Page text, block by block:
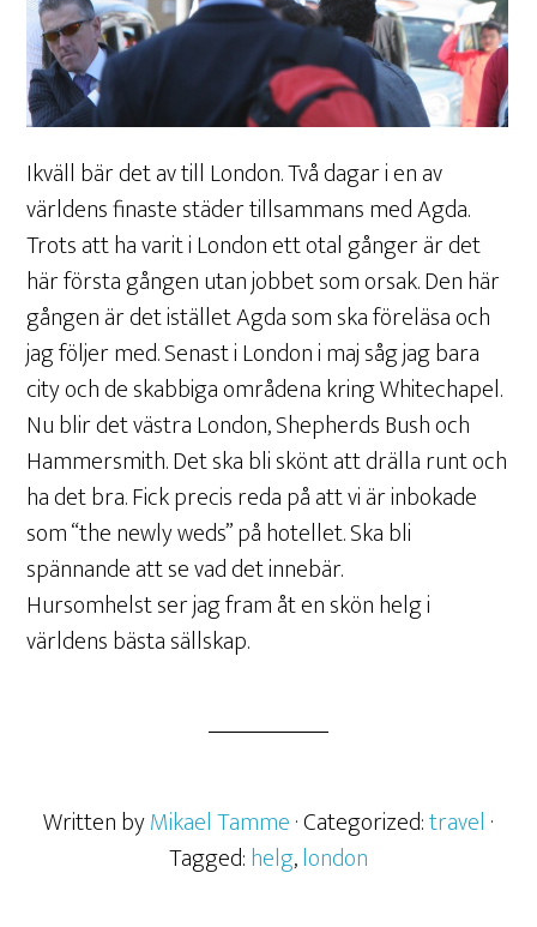
Ikväll bär det av till London. Två dagar i en av
världens finaste städer tillsammans med Agda.
Trots att ha varit i London ett otal gånger är det
här första gången utan jobbet som orsak. Den här
gången är det istället Agda som ska föreläsa och
jag följer med. Senast i London i maj såg jag bara
city och de skabbiga områdena kring Whitechapel.
Nu blir det västra London, Shepherds Bush och
Hammersmith. Det ska bli skönt att drälla runt och
ha det bra. Fick precis reda på att vi är inbokade
som “the newly weds” på hotellet. Ska bli
spännande att se vad det innebär.
Hursomhelst ser jag fram åt en skön helg i
världens bästa sällskap.
Written byMikael Tamme· Categorized:travel ·
Tagged:helg,london